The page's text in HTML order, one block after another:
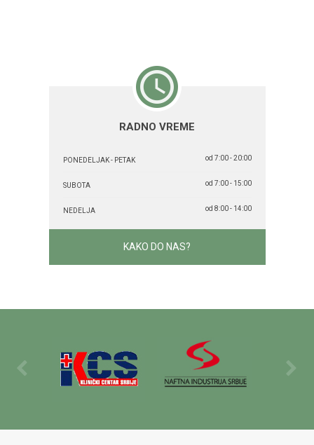
RADNO VREME
PONEDELJAK - PETAK od 7:00 - 20:00
SUBOTA od 7:00 - 15:00
NEDELJA od 8:00 - 14:00
KAKO DO NAS?